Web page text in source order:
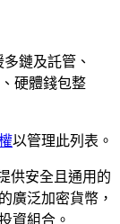
鏈及託管、
硬體錢包整
以管理此列表。
供安全且通用的
廣泛加密貨幣，
資組合。